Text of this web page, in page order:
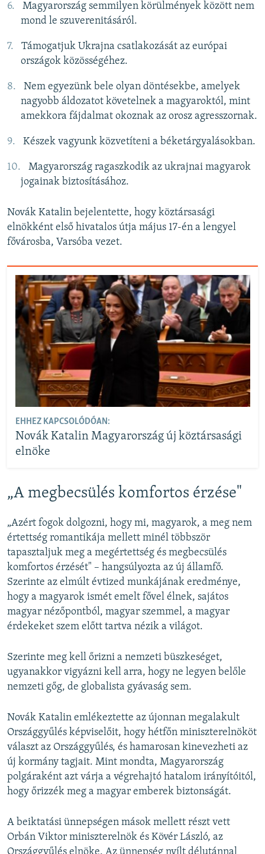
Magyarország semmilyen körülmények között nem
mond le szuverenitásáról.
Támogatjuk Ukrajna csatlakozását az európai
országok közösségéhez.
Nem egyezünk bele olyan döntésekbe, amelyek
nagyobb áldozatot követelnek a magyaroktól, mint
amekkora fájdalmat okoznak az orosz agresszornak.
Készek vagyunk közvetíteni a béketárgyalásokban.
Magyarország ragaszkodik az ukrajnai magyarok
jogainak biztosításához.
Novák Katalin bejelentette, hogy köztársasági
elnökként első hivatalos útja május 17-én a lengyel
fővárosba, Varsóba vezet.
EHHEZ KAPCSOLÓDÓAN:
Novák Katalin Magyarország új köztársasági
elnöke
„A megbecsülés komfortos érzése"
„Azért fogok dolgozni, hogy mi, magyarok, a meg nem
értettség romantikája mellett minél többször
tapasztaljuk meg a megértettség és megbecsülés
komfortos érzését" – hangsúlyozta az új államfő.
Szerinte az elmúlt évtized munkájának eredménye,
hogy a magyarok ismét emelt fővel élnek, sajátos
magyar nézőpontból, magyar szemmel, a magyar
érdekeket szem előtt tartva nézik a világot.
Szerinte meg kell őrizni a nemzeti büszkeséget,
ugyanakkor vigyázni kell arra, hogy ne legyen belőle
nemzeti gőg, de globalista gyávaság sem.
Novák Katalin emlékeztette az újonnan megalakult
Országgyűlés képviselőit, hogy hétfőn miniszterelnököt
választ az Országgyűlés, és hamarosan kinevezheti az
új kormány tagjait. Mint mondta, Magyarország
polgáraként azt várja a végrehajtó hatalom irányítóitól,
hogy őrizzék meg a magyar emberek biztonságát.
A beiktatási ünnepségen mások mellett részt vett
Orbán Viktor miniszterelnök és Kövér László, az